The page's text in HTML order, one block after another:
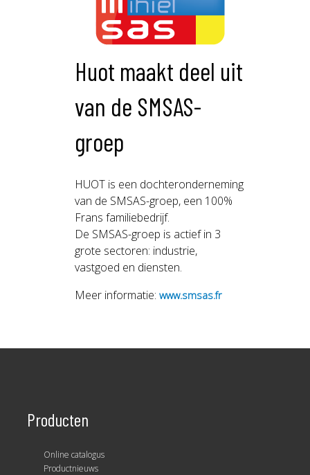
Huot maakt deel uit
van de SMSAS-
groep
HUOT is een dochteronderneming
van de SMSAS-groep, een 100%
Frans familiebedrijf.
De SMSAS-groep is actief in 3
grote sectoren: industrie,
vastgoed en diensten.
Meer informatie: www.smsas.fr
Producten
Online catalogus
Productnieuws